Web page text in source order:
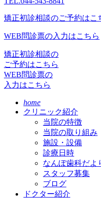
矯正初診相談のご予約はこ
WEB問診票の入力はこちら
矯正初診相談の
ご予約はこちら
WEB問診票の
入力はこちら
home
クリニック紹介
当院の特徴
当院の取り組み
施設・設備
診療日時
なんぽ歯科だよ
スタッフ募集
ブログ
ドクター紹介